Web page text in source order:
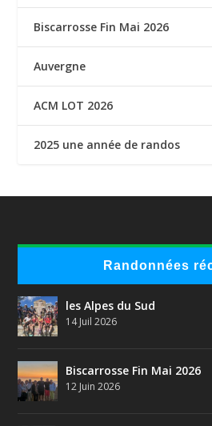
Biscarrosse Fin Mai 2026
Auvergne
ACM LOT 2026
2025 une année de randos
Randonnées
les Alpes du Sud
14 Juil 2026
Biscarrosse Fin Mai 2026
12 Juin 2026